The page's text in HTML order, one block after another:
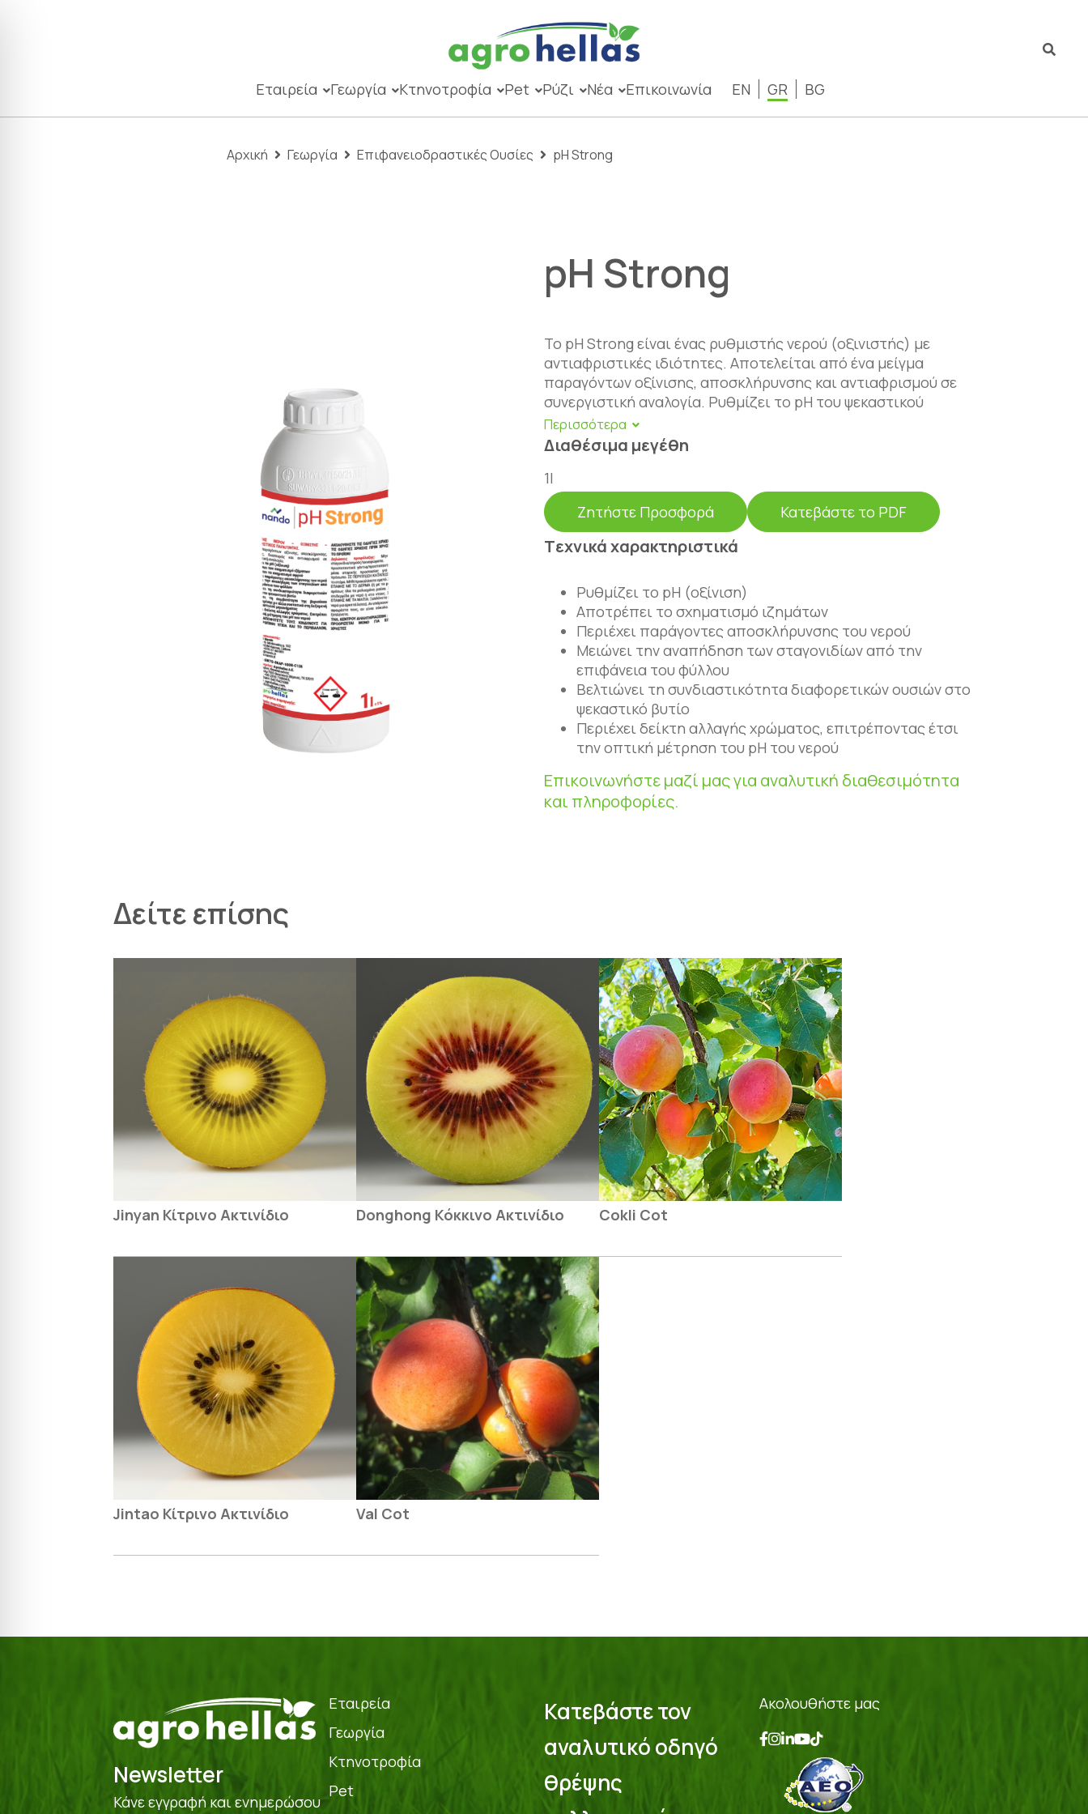
Εταιρεία Γεωργία Κτηνοτροφία Pet Ρύζι Νέα Επικοινωνία EN GR BG
Αρχική Γεωργία Επιφανειοδραστικές Ουσίες pH Strong
pH Strong
Το pH Strong είναι ένας ρυθμιστής νερού (οξινιστής) με
αντιαφριστικές ιδιότητες. Αποτελείται από ένα μείγμα
παραγόντων οξίνισης, αποσκλήρυνσης και αντιαφρισμού σε
συνεργιστική αναλογία. Ρυθμίζει το pH του ψεκαστικού
διαλύματος ενώ παράλληλα ενισχύει την
αποτελεσματικότητα των φυτοπροστατευτικών προϊόντων
και διαφυλλικών λιπασμάτων. Η προσθήκη του pH Strong στο
ψεκαστικό διάλυμα αυξάνει τη σταθερότητα και την
συνδιαστικότητα των δραστικών ουσιών που περιέχονται
μέσα σε αυτό, αποτρέποντας την υδρόλυση τους.
Διαθέσιμα μεγέθη
1l
Ζητήστε Προσφορά
Κατεβάστε το PDF
Tεχνικά χαρακτηριστικά
Ρυθμίζει το pH (οξίνιση)
Αποτρέπει το σχηματισμό ιζημάτων
Περιέχει παράγοντες αποσκλήρυνσης του νερού
Μειώνει την αναπήδηση των σταγονιδίων από την
επιφάνεια του φύλλου
Βελτιώνει τη συνδιαστικότητα διαφορετικών ουσιών στο
ψεκαστικό βυτίο
Περιέχει δείκτη αλλαγής χρώματος, επιτρέποντας έτσι
την οπτική μέτρηση του pH του νερού
Επικοινωνήστε μαζί μας για αναλυτική διαθεσιμότητα
και πληροφορίες.
Δείτε επίσης
Jinyan Κίτρινο Ακτινίδιο Donghong Κόκκινο Ακτινίδιο Cokli Cot
Jintao Κίτρινο Ακτινίδιο Val Cot
Newsletter
Κάνε εγγραφή και ενημερώσου
Εταιρεία
Γεωργία
Κτηνοτροφία
Pet
Κατεβάστε τον
αναλυτικό οδηγό
θρέψης
Ακολουθήστε μας